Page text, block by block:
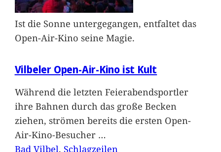
Ist die Sonne untergegangen, entfaltet das
Open-Air-Kino seine Magie.
Vilbeler Open-Air-Kino ist Kult
Während die letzten Feierabendsportler
ihre Bahnen durch das große Becken
ziehen, strömen bereits die ersten Open-
Air-Kino-Besucher …
Bad Vilbel, Schlagzeilen